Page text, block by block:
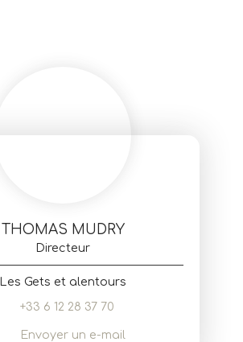
THOMAS MUDRY
Directeur
Les Gets et alentours
+33 6 12 28 37 70
Envoyer un e-mail